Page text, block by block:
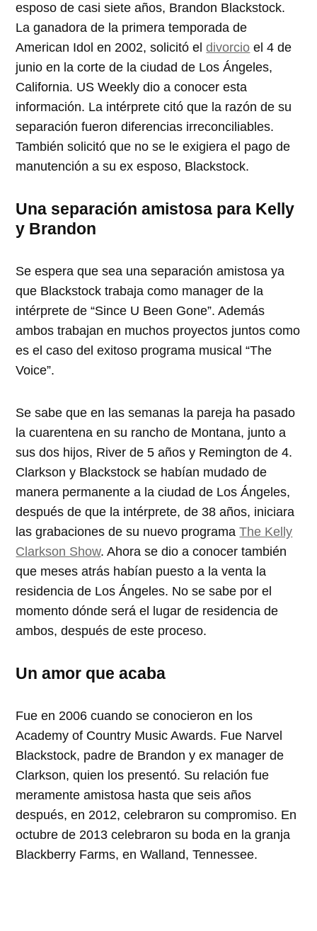
esposo de casi siete años, Brandon Blackstock.
La ganadora de la primera temporada de
American Idol en 2002, solicitó eldivorcio el 4 de
junio en la corte de la ciudad de Los Ángeles,
California. US Weekly dio a conocer esta
información. La intérprete citó que la razón de su
separación fueron diferencias irreconciliables.
También solicitó que no se le exigiera el pago de
manutención a su ex esposo, Blackstock.
Una separación amistosa para Kelly
y Brandon
Se espera que sea una separación amistosa ya
que Blackstock trabaja como manager de la
intérprete de “Since U Been Gone”. Además
ambos trabajan en muchos proyectos juntos como
es el caso del exitoso programa musical “The
Voice”.
Se sabe que en las semanas la pareja ha pasado
la cuarentena en su rancho de Montana, junto a
sus dos hijos, River de 5 años y Remington de 4.
Clarkson y Blackstock se habían mudado de
manera permanente a la ciudad de Los Ángeles,
después de que la intérprete, de 38 años, iniciara
las grabaciones de su nuevo programaThe Kelly
Clarkson Show. Ahora se dio a conocer también
que meses atrás habían puesto a la venta la
residencia de Los Ángeles. No se sabe por el
momento dónde será el lugar de residencia de
ambos, después de este proceso.
Un amor que acaba
Fue en 2006 cuando se conocieron en los
Academy of Country Music Awards. Fue Narvel
Blackstock, padre de Brandon y ex manager de
Clarkson, quien los presentó. Su relación fue
meramente amistosa hasta que seis años
después, en 2012, celebraron su compromiso. En
octubre de 2013 celebraron su boda en la granja
Blackberry Farms, en Walland, Tennessee.